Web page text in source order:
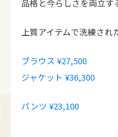
品格と今らしさを両立す
上質アイテムで洗練され
ブラウス ¥27,500
ジャケット ¥36,300
パンツ ¥23,100